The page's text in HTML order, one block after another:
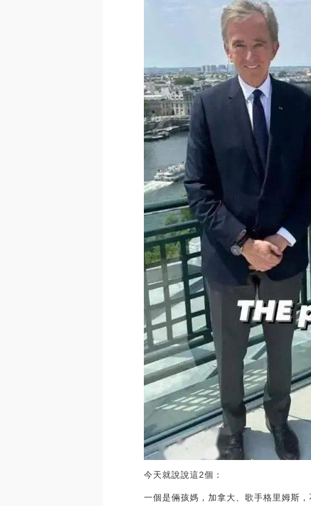
今天就說說這2個：
一個是倆孩媽，加拿大、歌手格里姆斯